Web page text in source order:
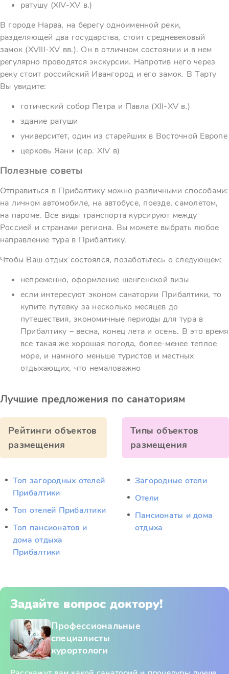
ратушу (XIV-XV в.)
В городе Нарва, на берегу одноименной реки,
разделяющей два государства, стоит средневековый
замок (XVIII-XV вв.). Он в отличном состоянии и в нем
регулярно проводятся экскурсии. Напротив него через
реку стоит российский Ивангород и его замок. В Тарту
Вы увидите:
готический собор Петра и Павла (XII-XV в.)
здание ратуши
университет, один из старейших в Восточной Европе
церковь Яани (сер. XIV в)
Полезные советы
Отправиться в Прибалтику можно различными способами:
на личном автомобиле, на автобусе, поезде, самолетом,
на пароме. Все виды транспорта курсируют между
Россией и странами региона. Вы можете выбрать любое
направление тура в Прибалтику.
Чтобы Ваш отдых состоялся, позаботьтесь о следующем:
непременно, оформление шенгенской визы
если интересуют эконом санатории Прибалтики, то
купите путевку за несколько месяцев до
путешествия, экономичные периоды для тура в
Прибалтику – весна, конец лета и осень. В это время
все такая же хорошая погода, более-менее теплое
море, и намного меньше туристов и местных
отдыхающих, что немаловажно
Лучшие предложения по санаториям
Рейтинги объектов
размещения
Топ загородных отелей
Прибалтики
Топ отелей Прибалтики
Топ пансионатов и
дома отдыха
Прибалтики
Типы объектов
размещения
Загородные отели
Отели
Пансионаты и дома
отдыха
Задайте вопрос доктору!
Профессиональные
специалисты
курортологи